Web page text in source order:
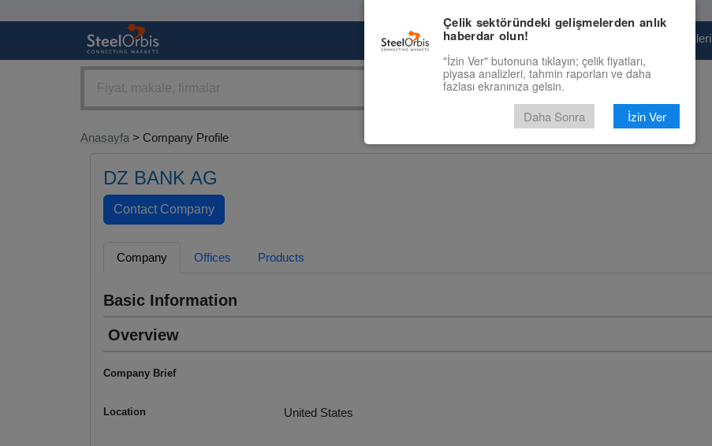
Pazaryeri Fiyat Tahminleri
Anasayfa > Company Profile
DZ BANK AG
Company Offices Products
Basic Information
Overview
Company Brief
Location United States
Çelik sektöründeki gelişmelerden anlık
haberdar olun!
"İzin Ver" butonuna tıklayın; çelik fiyatları,
piyasa analizleri, tahmin raporları ve daha
fazlası ekranınıza gelsin.
Daha Sonra İzin Ver